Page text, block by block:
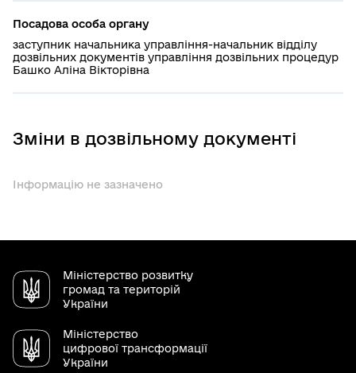
Посадова особа органу
заступник начальника управління-начальник відділу
дозвільних документів управління дозвільних процедур
Башко Аліна Вікторівна
Зміни в дозвільному документі
Інформацію не зазначено
Міністерство розвитку
громад та територій
України
Міністерство
цифрової трансформації
України